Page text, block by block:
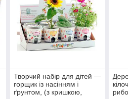
Творчий набір для дітей —
горщик із насінням і
ґрунтом, (з кришкою,